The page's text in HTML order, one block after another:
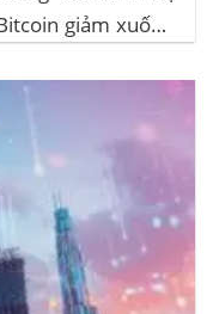
giảm xuống
bị xóa...